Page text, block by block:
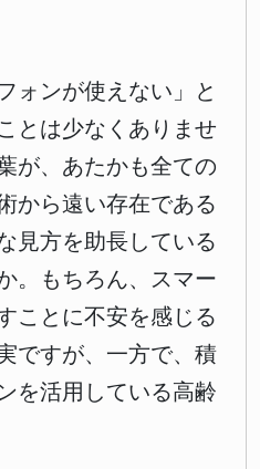
ォンが使えない」と
とは少なくありませ
が、あたかも全ての
から遠い存在である
見方を助長している
。もちろん、スマー
ことに不安を感じる
ですが、一方で、積
を活用している高齢